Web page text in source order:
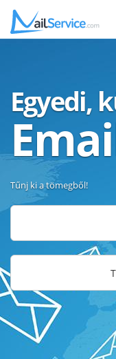
Egyedi,
Tűnj ki a tömegből!